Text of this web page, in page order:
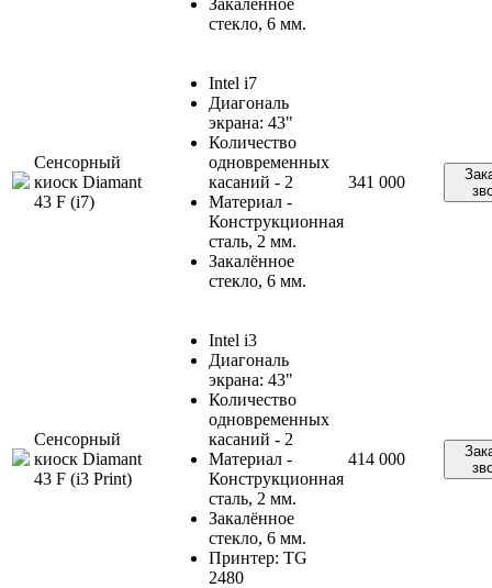
стекло, 6 мм.
Сенсорный
киоск Diamant
43 F (i7)
Intel i7
Диагональ
экрана: 43"
Количество
одновременных
касаний - 2
Материал -
Конструкционная
сталь, 2 мм.
Закалённое
стекло, 6 мм.
341 000
Сенсорный
киоск Diamant
43 F (i3 Print)
Intel i3
Диагональ
экрана: 43"
Количество
одновременных
касаний - 2
Материал -
Конструкционная
сталь, 2 мм.
Закалённое
стекло, 6 мм.
Принтер: TG
2480
414 000